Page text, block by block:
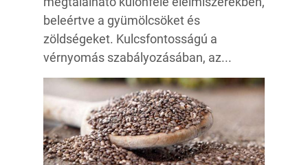
beleértve a gyümölcsöket és
zöldségeket. Kulcsfontosságú a
vérnyomás szabályozásában, az...